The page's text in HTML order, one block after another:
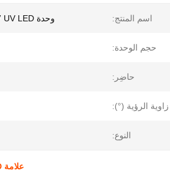
اسم المنتج: وحدة YM-160W-7027 UV LED
حجم الوحدة:
حاضِر:
زاوية الرؤية (°):
النوع:
علامة LED مخصصة 160W Splicing Curing UV LED Module لشركة SMD LED Chip Curing COB